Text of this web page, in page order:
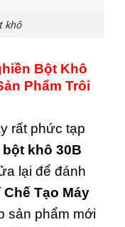
khô
Bột Khô
Phẩm Trôi
rất phức tạp
khô 30B
lại để đánh
Tạo Máy
sản phẩm mới